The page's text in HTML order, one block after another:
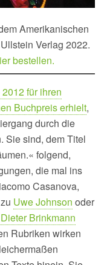
Amerikanischen
Verlag 2022.
bestellen.
für ihren
Buchpreis erhielt,
durch die
Sie sind, dem Titel
folgend,
die mal ins
Casanova,
Uwe Johnson oder
Brinkmann
Rubriken wirken